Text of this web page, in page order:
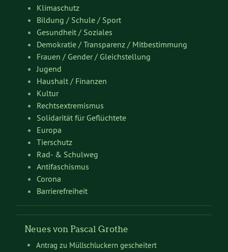
Klimaschutz
Bildung / Schule / Sport
Gesundheit / Soziales
Demokratie / Transparenz / Mitbestimmung
Frauen / Gender / Gleichstellung
Jugend
Haushalt / Finanzen
Kultur
Rechtsextremismus
Solidarität für Geflüchtete
Europa
Tierschutz
Rad- & Schulweg
Antifaschismus
Corona
Barrierefreiheit
Neues von Pascal Grothe
Antrag zu Müllschluckern gescheitert